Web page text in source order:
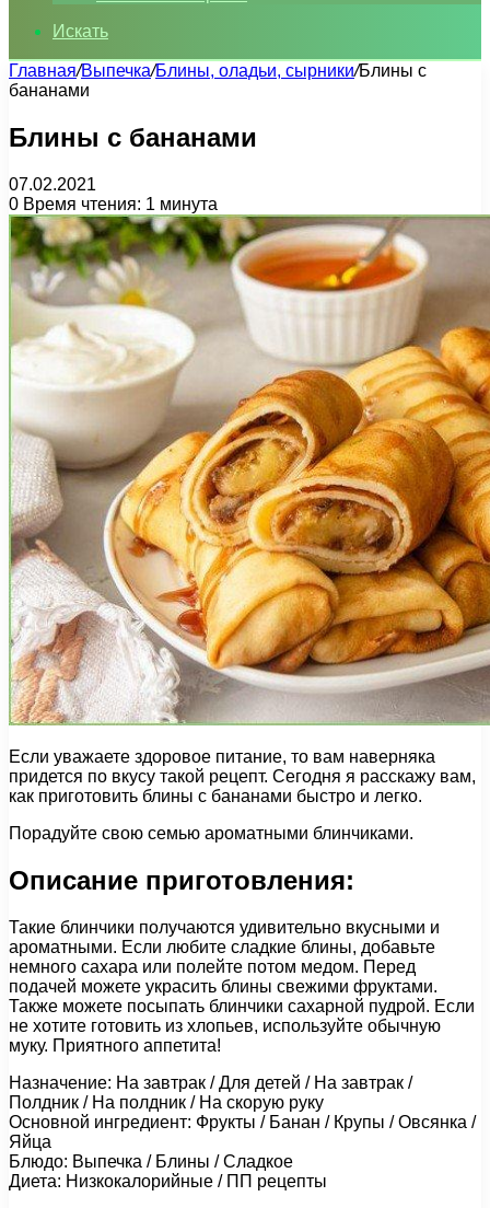
Искать
Главная/Выпечка/Блины, оладьи, сырники/Блины с
бананами
Блины с бананами
07.02.2021
0 Время чтения: 1 минута
Если уважаете здоровое питание, то вам наверняка
придется по вкусу такой рецепт. Сегодня я расскажу вам,
как приготовить блины с бананами быстро и легко.
Порадуйте свою семью ароматными блинчиками.
Описание приготовления:
Такие блинчики получаются удивительно вкусными и
ароматными. Если любите сладкие блины, добавьте
немного сахара или полейте потом медом. Перед
подачей можете украсить блины свежими фруктами.
Также можете посыпать блинчики сахарной пудрой. Если
не хотите готовить из хлопьев, используйте обычную
муку. Приятного аппетита!
Назначение: На завтрак / Для детей / На завтрак /
Полдник / На полдник / На скорую руку
Основной ингредиент: Фрукты / Банан / Крупы / Овсянка /
Яйца
Блюдо: Выпечка / Блины / Сладкое
Диета: Низкокалорийные / ПП рецепты